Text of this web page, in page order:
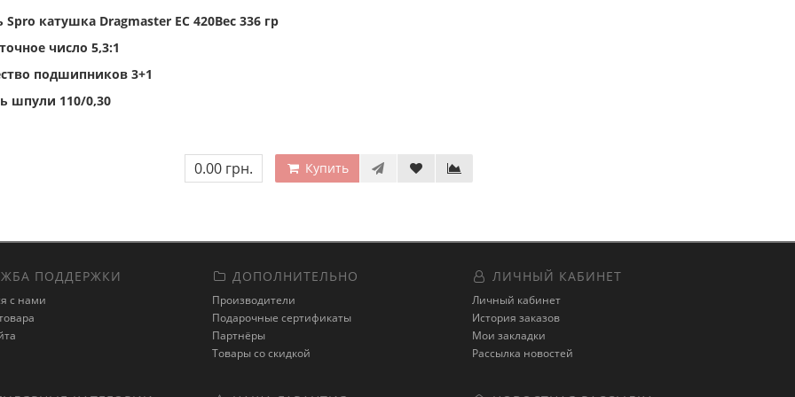
катушка Dragmaster EС 420Вес 336 гр
число 5,3:1
подшипников 3+1
шпули 110/0,30
0.00 грн. Купить
ПОДДЕРЖКИ
с нами
ДОПОЛНИТЕЛЬНО
Производители
Подарочные сертификаты
Партнёры
Товары со скидкой
ЛИЧНЫЙ КАБИНЕТ
Личный кабинет
История заказов
Мои закладки
Рассылка новостей